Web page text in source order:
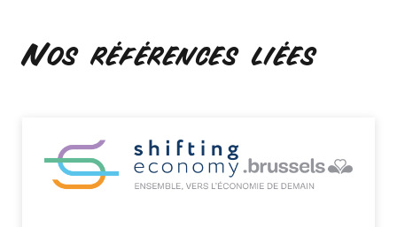
Nos références liées